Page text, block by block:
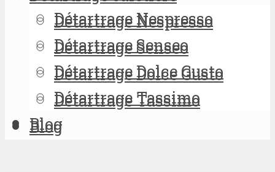
Détartrage Nespresso
Détartrage Senseo
Détartrage Dolce Gusto
Détartrage Tassimo
Blog
Détartrage Nespresso
Détartrage Senseo
Détartrage Dolce Gusto
Détartrage Tassimo
Blog